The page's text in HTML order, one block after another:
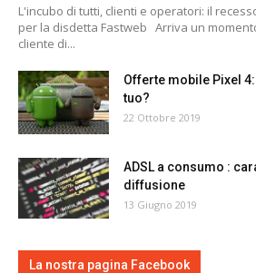
L'incubo di tutti, clienti e operatori: il
per la disdetta Fastweb Arriva un
cliente di...
Offerte mobile Pixel
tuo?
22 Ottobre 2019
ADSL a consumo :
diffusione
13 Giugno 2019
La nostra pagina Facebook